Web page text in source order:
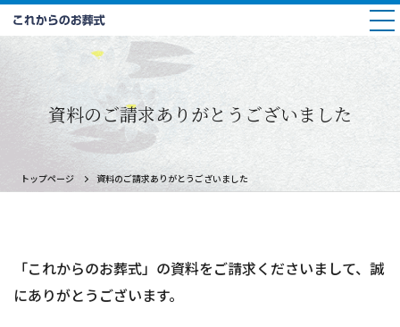
資料のご請求ありがとうございました
トップページ 資料のご請求ありがとうございました
「これからのお葬式」の資料をご請求くださいまして、誠
にありがとうございます。